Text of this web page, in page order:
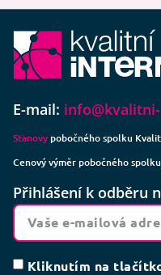
E-mail:
Stanovy pobočného spolku
Cenový výměr pobočného
Přihlášení k odběru
Kliknutím na